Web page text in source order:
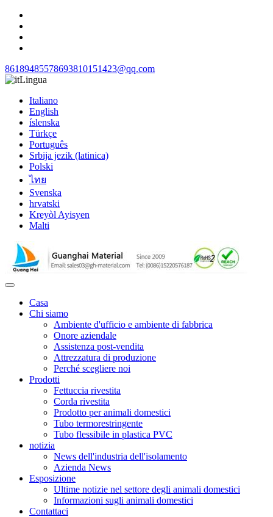
86189485578693810151423@qq.com
Lingua
Italiano
English
íslenska
Türkçe
Português
Srbija jezik (latinica)
Polski
ไทย
Svenska
hrvatski
Kreyòl Ayisyen
Malti
Casa
Chi siamo
Ambiente d'ufficio e ambiente di fabbrica
Onore aziendale
Assistenza post-vendita
Attrezzatura di produzione
Perché scegliere noi
Prodotti
Fettuccia rivestita
Corda rivestita
Prodotto per animali domestici
Tubo termorestringente
Tubo flessibile in plastica PVC
notizia
News dell'industria dell'isolamento
Azienda News
Esposizione
Ultime notizie nel settore degli animali domestici
Informazioni sugli animali domestici
Contattaci